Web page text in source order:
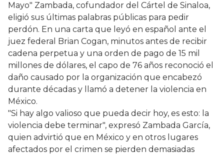
Mayo" Zambada, cofundador del Cártel de Sinaloa,
eligió sus últimas palabras públicas para pedir
perdón. En una carta que leyó en español ante el
juez federal Brian Cogan, minutos antes de recibir
cadena perpetua y una orden de pago de 15 mil
millones de dólares, el capo de 76 años reconoció el
daño causado por la organización que encabezó
durante décadas y llamó a detener la violencia en
México.
"Si hay algo valioso que pueda decir hoy, es esto: la
violencia debe terminar", expresó Zambada García,
quien advirtió que en México y en otros lugares
afectados por el crimen se pierden demasiadas